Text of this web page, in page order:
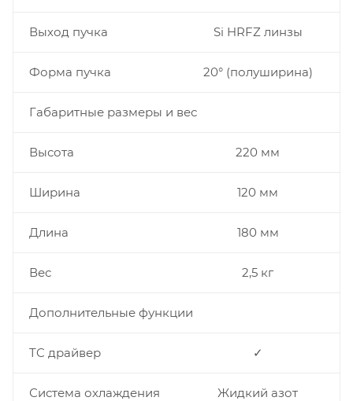
Выход пучка Si HRFZ линзы
Форма пучка 20° (полуширина)
Габаритные размеры и вес
Высота 220 мм
Ширина 120 мм
Длина 180 мм
Вес 2,5 кг
Дополнительные функции
TC драйвер ✓
Система охлаждения Жидкий азот